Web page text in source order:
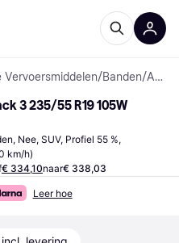
Vervoersmiddelen/Banden/ Autobanden
3 235/55 R19 105W
Nee, SUV, Profiel 55 %,
km/h)
€ 334,10naar€ 338,03
Leer hoe